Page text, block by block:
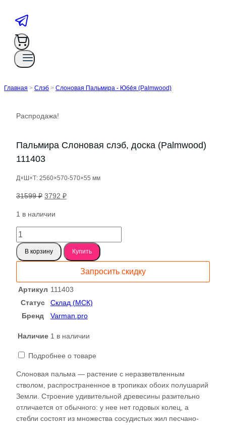
Главная > Слэб > Слоновая Пальмира - Юбе́я (Palmwood)
Распродажа!
Пальмира Слоновая слэб, доска (Palmwood)
111403
Д×Ш×Т: 2560×570-570×55 мм
31599₽ Первоначальная
составляла
31599 ₽.
3792 ₽Текущая
1 в наличии
Количество
товара
Пальмира
Слоновая
доска
(Palmwood)
В корзину Купить
Запросить скидку
Артикул 111403
Статус
Склад (МСК)
Бренд
Varman.pro
Наличие 1 в наличии
Подробнее о товаре
Слоновая пальма — растение с неразветвленным
стволом, распространенное в тропиках обоих полушарий
Земли. Строение удивительной древесины разительно
отличается от обычного: у нее нет годовых колец, а
стебли состоят из множества сосудистых жил песчано-